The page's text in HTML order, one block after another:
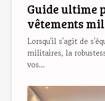
Guide ultime
vêtements
Lorsqu'il s'agit de
militaires, la
vos...